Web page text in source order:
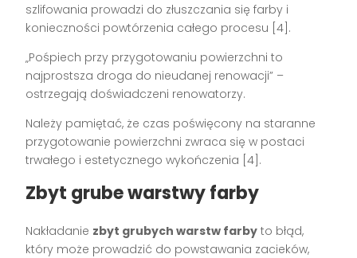
szlifowania prowadzi do złuszczania się farby i
konieczności powtórzenia całego procesu [4].
„Pośpiech przy przygotowaniu powierzchni to
najprostsza droga do nieudanej renowacji” –
ostrzegają doświadczeni renowatorzy.
Należy pamiętać, że czas poświęcony na staranne
przygotowanie powierzchni zwraca się w postaci
trwałego i estetycznego wykończenia [4].
Zbyt grube warstwy farby
Nakładanie zbyt grubych warstw farby to błąd,
który może prowadzić do powstawania zacieków,